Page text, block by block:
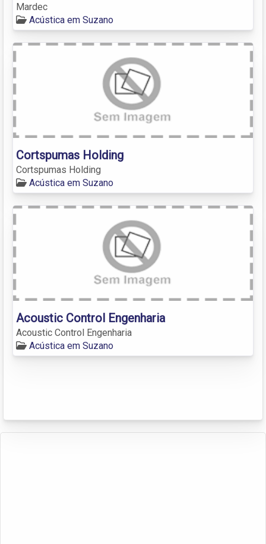
Mardec
Acústica em Suzano
Cortspumas Holding
Cortspumas Holding
Acústica em Suzano
Acoustic Control Engenharia
Acoustic Control Engenharia
Acústica em Suzano